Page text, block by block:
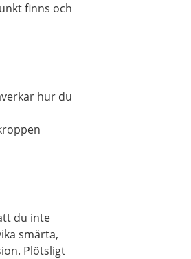
finns och
hur du
du inte
smärta,
Plötsligt